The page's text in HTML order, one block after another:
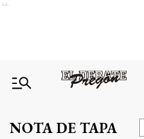
Ads
NOTA DE TAPA